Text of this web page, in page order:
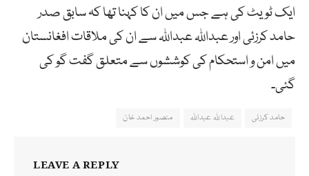
ایک ٹویٹ کی ہے جس میں ان کا کہنا تھا کہ سابق صدر
حامد کرزئی اور عبداللہ عبداللہ سے ان کی ملاقات افغانستان
میں امن و استحکام کی کوششوں سے متعلق گفت گو کی
گئی۔
حامد کرزئی عبداللہ عبداللہ منصور احمد خان
LEAVE A REPLY